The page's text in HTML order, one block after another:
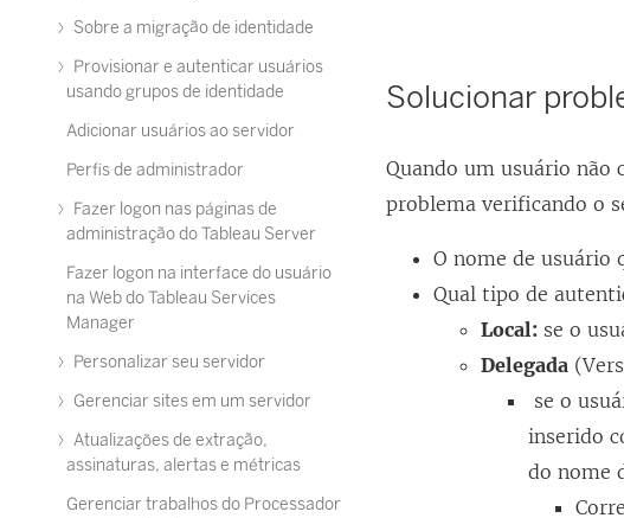
Sobre a migração de identidade
Provisionar e autenticar usuários
usando grupos de identidade
Adicionar usuários ao servidor
Perfis de administrador
Fazer logon nas páginas de
administração do Tableau Server
Fazer logon na interface do usuário
na Web do Tableau Services
Manager
Personalizar seu servidor
Gerenciar sites em um servidor
Atualizações de extração,
assinaturas, alertas e métricas
Gerenciar trabalhos do Processador
Solucionar
Quando um usuário não
problema verificando o
O nome de usuário
Qual tipo de
Local: se o
Delegada
se o
inserido
do nome